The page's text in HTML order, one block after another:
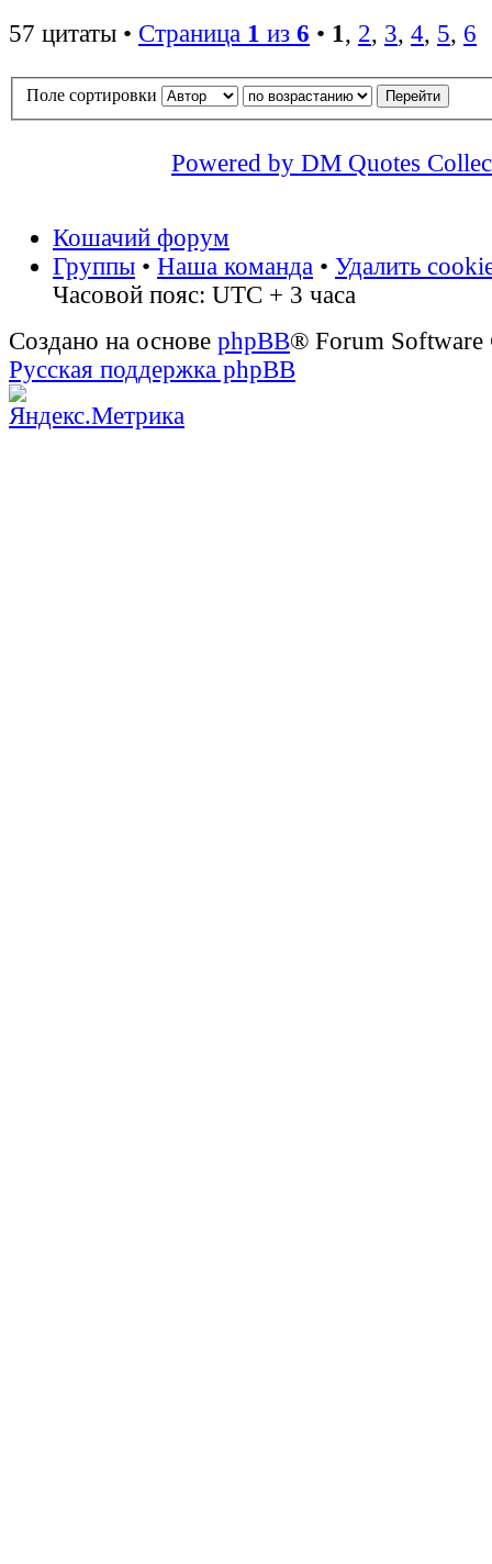
57 цитаты • Страница 1 из 6 • 1, 2, 3, 4, 5, 6
Поле сортировки
Powered by DM Quotes
Кошачий форум
Группы • Наша команда • Удалить
Часовой пояс: UTC + 3 часа
Создано на основе phpBB® Forum
Русская поддержка phpBB